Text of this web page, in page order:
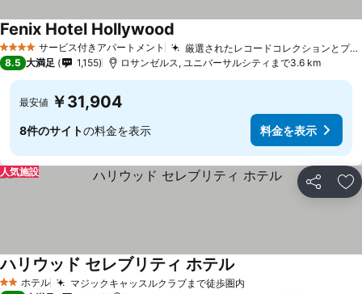
4 ホテルのランクサービス付きアパートメント 厳選されたレコードコレクションとプレイヤー
Fenix Hotel Hollywood
8.5 大満足 1,155 ロサンゼルス, ユニバーサルシティまで3.6 km
最安値 ￥31,904
8件のサイトの料金を表示 料金を表示
シェア お
人気施設
2 ホテルのランク
ホテル マジックキャッスルクラブまで徒歩圏内
ハリウッド セレブリティ ホテル